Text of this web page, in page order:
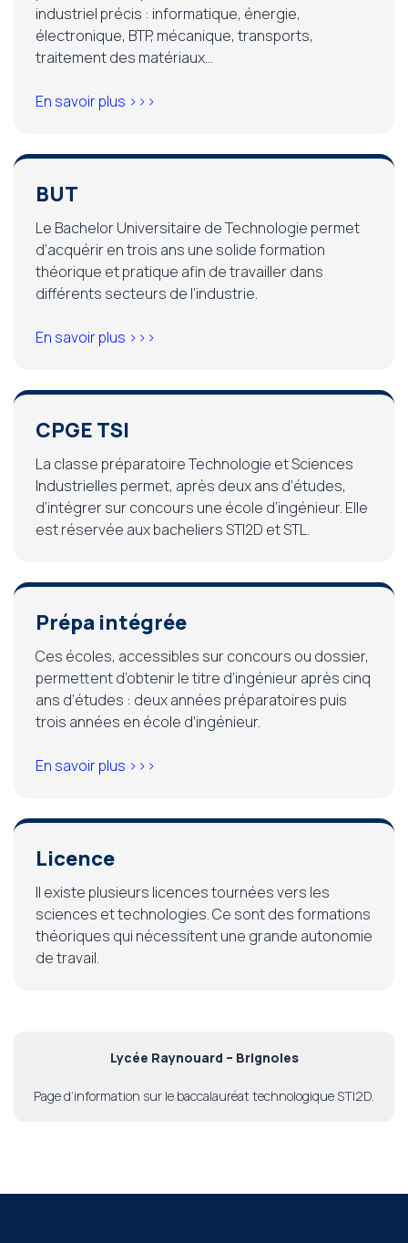
industriel précis : informatique, énergie,
électronique, BTP, mécanique, transports,
traitement des matériaux…
En savoir plus >>>
BUT
Le Bachelor Universitaire de Technologie permet
d’acquérir en trois ans une solide formation
théorique et pratique afin de travailler dans
différents secteurs de l’industrie.
En savoir plus >>>
CPGE TSI
La classe préparatoire Technologie et Sciences
Industrielles permet, après deux ans d’études,
d’intégrer sur concours une école d’ingénieur. Elle
est réservée aux bacheliers STI2D et STL.
Prépa intégrée
Ces écoles, accessibles sur concours ou dossier,
permettent d’obtenir le titre d’ingénieur après cinq
ans d’études : deux années préparatoires puis
trois années en école d’ingénieur.
En savoir plus >>>
Licence
Il existe plusieurs licences tournées vers les
sciences et technologies. Ce sont des formations
théoriques qui nécessitent une grande autonomie
de travail.
Lycée Raynouard – Brignoles
Page d’information sur le baccalauréat technologique STI2D.